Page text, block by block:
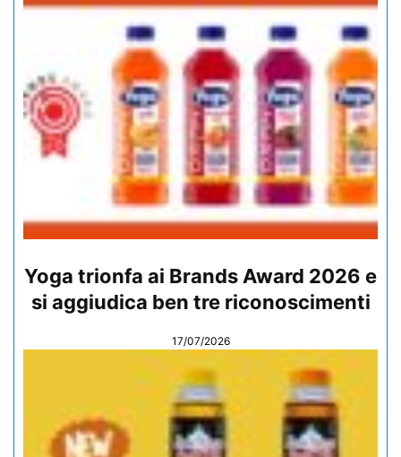
Yoga trionfa ai Brands Award 2026 e
si aggiudica ben tre riconoscimenti
17/07/2026